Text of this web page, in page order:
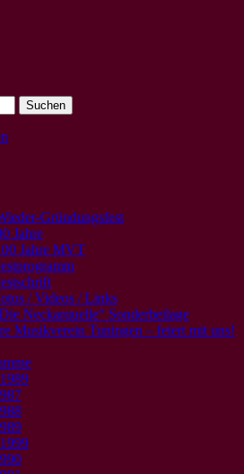
Gründungsfest
Jahre
Jahre MVT
/ Videos / Links
Neckarquelle“ Sonderbeilage
Musikverein Tuningen – feiert mit uns!